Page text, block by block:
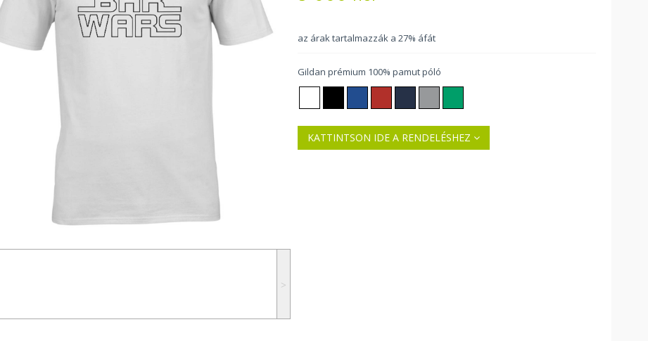
˃
az árak tartalmazzák a 27% áfát
Gildan prémium 100% pamut póló
KATTINTSON IDE A RENDELÉSHEZ